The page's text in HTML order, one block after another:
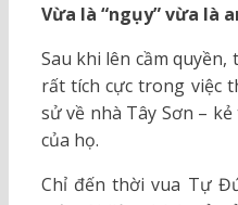
Vừa là “ngụy” vừa là
Sau khi lên cầm
rất tích cực trong việc
sử về nhà Tây Sơn –
của họ.
Chỉ đến thời vua Tự